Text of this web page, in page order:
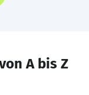
A bis Z